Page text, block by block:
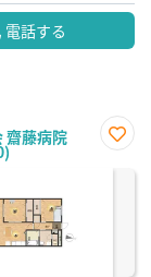
電話する
齋藤病院
に入